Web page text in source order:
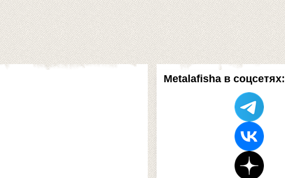
Metalafisha в соцсетях: